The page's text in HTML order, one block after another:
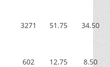
3271 51.75 34.50
602 12.75 8.50